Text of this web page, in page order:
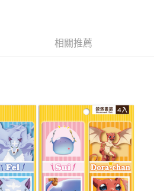
以上)免運費
以上)免運費
相關推薦